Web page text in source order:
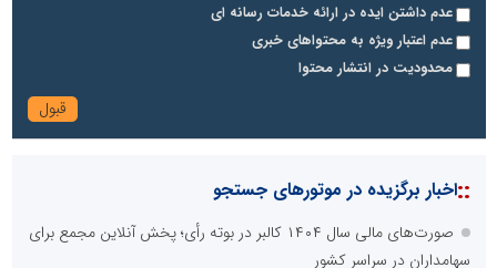
عدم داشتن ایده در ارائه خدمات رسانه ای
عدم اعتبار ویژه به محتواهای خبری
محدودیت در انتشار محتوا
::اخبار برگزیده در موتورهای جستجو
صورت‌های مالی سال ۱۴۰۴ کالبر در بوته رأی؛ پخش آنلاین مجمع برای
سهامداران در سراسر کشور